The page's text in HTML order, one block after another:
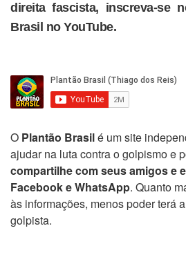
direita fascista, inscreva-se
Brasil no YouTube.
O Plantão Brasilé um site
ajudar na luta contra o golpismo e
compartilhe com seus amigos e
Facebook e WhatsApp. Quanto
às informações, menos poder terá
golpista.